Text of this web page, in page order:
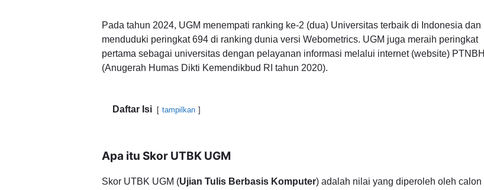
Pada tahun 2024, UGM menempati ranking ke-2 (dua) Universitas terbaik di Indonesia dan
menduduki peringkat 694 di ranking dunia versi Webometrics. UGM juga meraih peringkat
pertama sebagai universitas dengan pelayanan informasi melalui internet (website) PTNBH
(Anugerah Humas Dikti Kemendikbud RI tahun 2020).
Daftar Isi tampilkan
Apa itu Skor UTBK UGM
Skor UTBK UGM (Ujian Tulis Berbasis Komputer) adalah nilai yang diperoleh oleh calon